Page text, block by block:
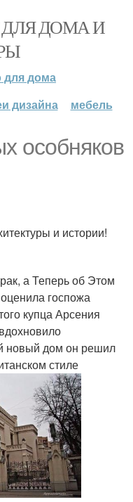
ДЛЯ ДОМА И
для дома
дизайна мебель
особняков
и истории!
а Теперь об Этом
госпожа
купца Арсения
новый дом он решил
стиле